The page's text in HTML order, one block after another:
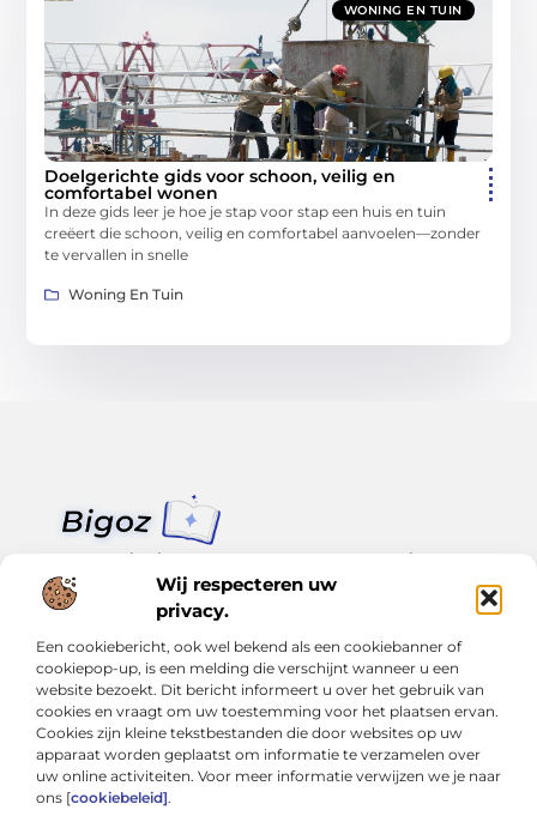
Wij respecteren uw
privacy.
Een cookiebericht, ook wel bekend als een cookiebanner of
cookiepop-up, is een melding die verschijnt wanneer u een
website bezoekt. Dit bericht informeert u over het gebruik van
cookies en vraagt om uw toestemming voor het plaatsen ervan.
Cookies zijn kleine tekstbestanden die door websites op uw
apparaat worden geplaatst om informatie te verzamelen over
uw online activiteiten. Voor meer informatie verwijzen we je naar
ons [cookiebeleid].
WONING EN TUIN
Doelgerichte gids voor schoon, veilig en
comfortabel wonen
In deze gids leer je hoe je stap voor stap een huis en tuin
creëert die schoon, veilig en comfortabel aanvoelen—zonder
te vervallen in snelle
Woning En Tuin
Van klein nieuws tot grote trends – alles op Bigoz.nl.
Lees inspirerende blogs en artikelen over het dagelijks leven,
actualiteit en meer.
Bericht categorie
Onze informatie